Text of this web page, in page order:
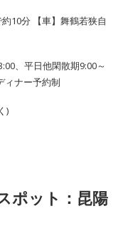
10分 【車】舞鶴若狭自
、平日他閑散期9:00～
ィナー予約制
)
ポット：昆陽